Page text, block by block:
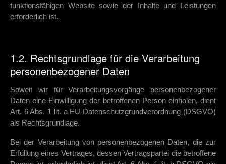
funktionsfähigen Website sowie der Inhalte und Leistungen
erforderlich ist.
1.2. Rechtsgrundlage für die Verarbeitung
personenbezogener Daten
Soweit wir für Verarbeitungsvorgänge personenbezogener
Daten eine Einwilligung der betroffenen Person einholen, dient
Art. 6 Abs. 1 lit. a EU-Datenschutzgrundverordnung (DSGVO)
als Rechtsgrundlage.
Bei der Verarbeitung von personenbezogenen Daten, die zur
Erfüllung eines Vertrages, dessen Vertragspartei die betroffene